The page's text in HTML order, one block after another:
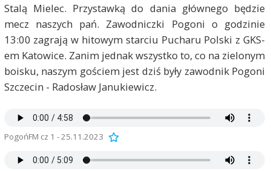
Stalą Mielec. Przystawką do dania głównego będzie
mecz naszych pań. Zawodniczki Pogoni o godzinie
13:00 zagrają w hitowym starciu Pucharu Polski z GKS-
em Katowice. Zanim jednak wszystko to, co na zielonym
boisku, naszym gościem jest dziś były zawodnik Pogoni
Szczecin - Radosław Janukiewicz.
PogońFM cz 1 - 25.11.2023